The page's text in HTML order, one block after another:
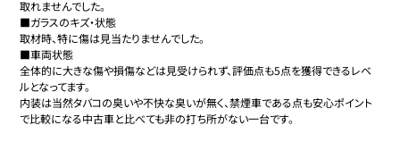
取れませんでした。
■ガラスのキズ・状態
取材時、特に傷は見当たりませんでした。
■車両状態
全体的に大きな傷や損傷などは見受けられず、評価点も5点を獲得できるレベ
ルとなってます。
内装は当然タバコの臭いや不快な臭いが無く、禁煙車である点も安心ポイント
で比較になる中古車と比べても非の打ち所がない一台です。